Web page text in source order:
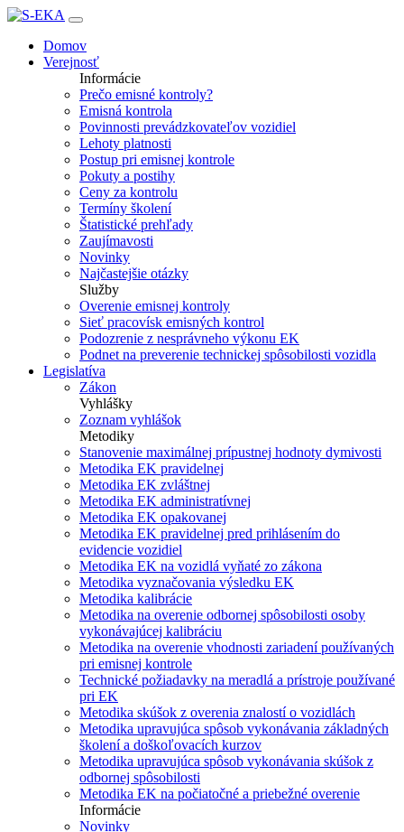
Domov
Verejnosť
Informácie
Prečo emisné kontroly?
Emisná kontrola
Povinnosti prevádzkovateľov vozidiel
Lehoty platnosti
Postup pri emisnej kontrole
Pokuty a postihy
Ceny za kontrolu
Termíny školení
Štatistické prehľady
Zaujímavosti
Novinky
Najčastejšie otázky
Služby
Overenie emisnej kontroly
Sieť pracovísk emisných kontrol
Podozrenie z nesprávneho výkonu EK
Podnet na preverenie technickej spôsobilosti vozidla
Legislatíva
Zákon
Vyhlášky
Zoznam vyhlášok
Metodiky
Stanovenie maximálnej prípustnej hodnoty dymivosti
Metodika EK pravidelnej
Metodika EK zvláštnej
Metodika EK administratívnej
Metodika EK opakovanej
Metodika EK pravidelnej pred prihlásením do
evidencie vozidiel
Metodika EK na vozidlá vyňaté zo zákona
Metodika vyznačovania výsledku EK
Metodika kalibrácie
Metodika na overenie odbornej spôsobilosti osoby
vykonávajúcej kalibráciu
Metodika na overenie vhodnosti zariadení používaných
pri emisnej kontrole
Technické požiadavky na meradlá a prístroje používané
pri EK
Metodika skúšok z overenia znalostí o vozidlách
Metodika upravujúca spôsob vykonávania základných
školení a doškoľovacích kurzov
Metodika upravujúca spôsob vykonávania skúšok z
odbornej spôsobilosti
Metodika EK na počiatočné a priebežné overenie
Informácie
Novinky